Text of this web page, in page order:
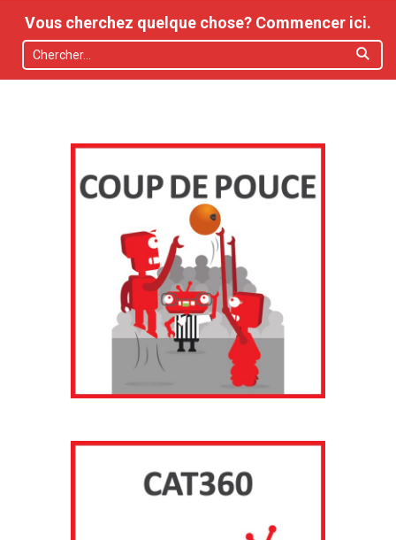
Vous cherchez quelque chose? Commencer ici.